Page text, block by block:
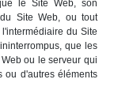
le Site Web, son
Site Web, ou tout
du Site
que les
ou le serveur qui
ou d'autres éléments